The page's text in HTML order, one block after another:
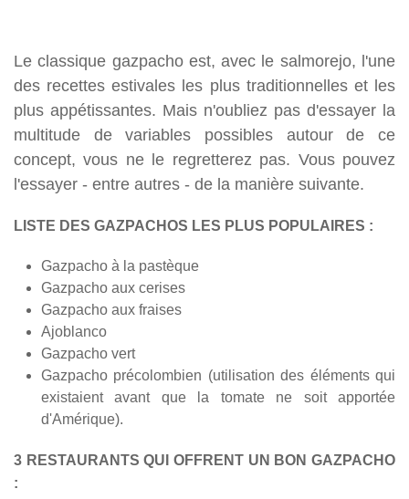
Le classique gazpacho est, avec le salmorejo, l'une
des recettes estivales les plus traditionnelles et les
plus appétissantes. Mais n'oubliez pas d'essayer la
multitude de variables possibles autour de ce
concept, vous ne le regretterez pas. Vous pouvez
l'essayer - entre autres - de la manière suivante.
LISTE DES GAZPACHOS LES PLUS POPULAIRES :
Gazpacho à la pastèque
Gazpacho aux cerises
Gazpacho aux fraises
Ajoblanco
Gazpacho vert
Gazpacho précolombien (utilisation des éléments qui
existaient avant que la tomate ne soit apportée
d'Amérique).
3 RESTAURANTS QUI OFFRENT UN BON GAZPACHO
: